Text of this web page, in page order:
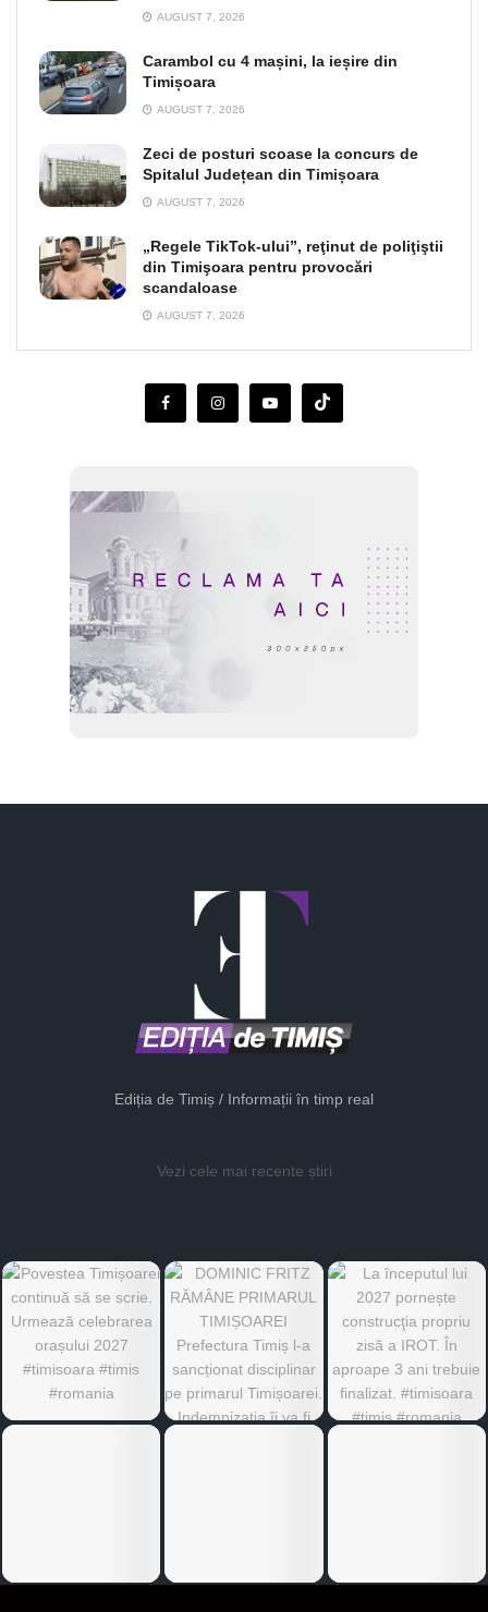
AUGUST 7, 2026
Carambol cu 4 mașini, la ieșire din
Timișoara
AUGUST 7, 2026
Zeci de posturi scoase la concurs de
Spitalul Județean din Timișoara
AUGUST 7, 2026
„Regele TikTok-ului”, reţinut de poliţiştii
din Timişoara pentru provocări
scandaloase
AUGUST 7, 2026
Ediția de Timiș / Informații în timp real
Vezi cele mai recente știri